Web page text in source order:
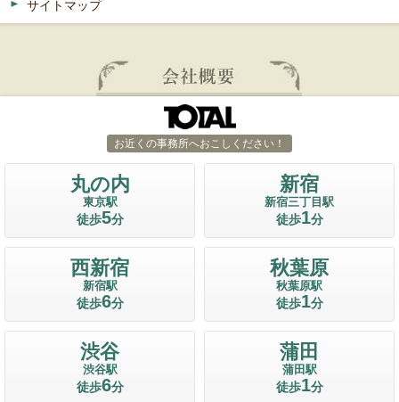
サイトマップ
お近くの事務所へおこしください！
丸の内
東京駅
徒歩5分
新宿
新宿三丁目駅
徒歩1分
西新宿
新宿駅
徒歩6分
秋葉原
秋葉原駅
徒歩1分
渋谷
渋谷駅
徒歩6分
蒲田
蒲田駅
徒歩1分